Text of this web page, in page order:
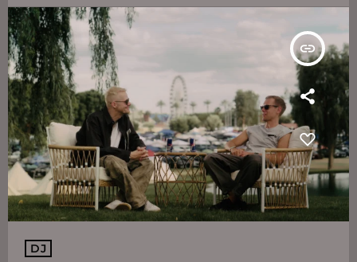
insert_link
DJ